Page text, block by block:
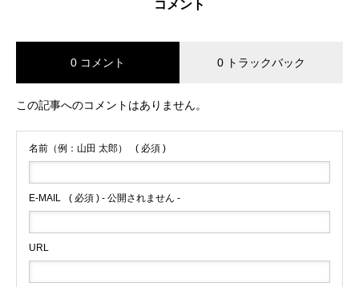
コメント
0 コメント 0 トラックバック
この記事へのコメントはありません。
名前（例：山田 太郎） ( 必須 )
E-MAIL ( 必須 ) - 公開されません -
URL